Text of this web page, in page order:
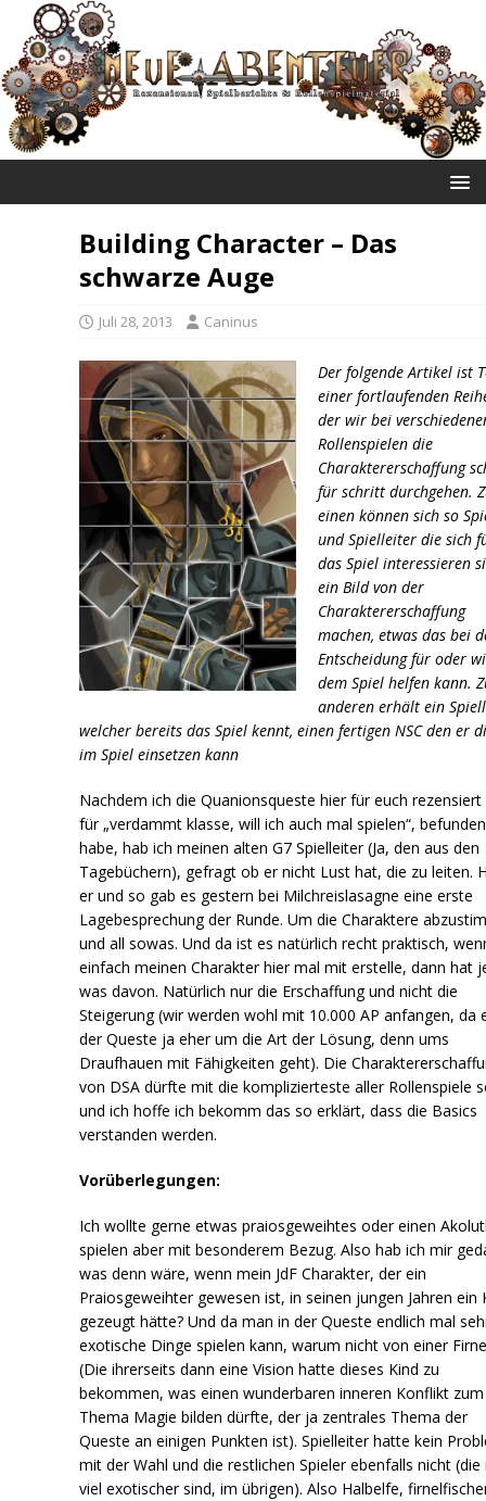
Building Character – Das
schwarze Auge
Juli 28, 2013 Caninus
Der folgende Artikel ist
einer fortlaufenden
der wir bei
Rollenspielen die
Charaktererschaffung
für schritt durchgehen.
einen können sich so
und Spielleiter die sich
das Spiel interessieren
ein Bild von der
Charaktererschaffung
machen, etwas das bei
Entscheidung für oder
dem Spiel helfen kann.
anderen erhält ein
welcher bereits das Spiel kennt, einen fertigen NSC den er
im Spiel einsetzen kann
Nachdem ich die Quanionsqueste hier für euch rezensiert
für „verdammt klasse, will ich auch mal spielen“, befunden
habe, hab ich meinen alten G7 Spielleiter (Ja, den aus den
Tagebüchern), gefragt ob er nicht Lust hat, die zu leiten.
er und so gab es gestern bei Milchreislasagne eine erste
Lagebesprechung der Runde. Um die Charaktere
und all sowas. Und da ist es natürlich recht praktisch,
einfach meinen Charakter hier mal mit erstelle, dann hat
was davon. Natürlich nur die Erschaffung und nicht die
Steigerung (wir werden wohl mit 10.000 AP anfangen, da
der Queste ja eher um die Art der Lösung, denn ums
Draufhauen mit Fähigkeiten geht). Die
von DSA dürfte mit die komplizierteste aller Rollenspiele
und ich hoffe ich bekomm das so erklärt, dass die Basics
verstanden werden.
Vorüberlegungen:
Ich wollte gerne etwas praiosgeweihtes oder einen
spielen aber mit besonderem Bezug. Also hab ich mir
was denn wäre, wenn mein JdF Charakter, der ein
Praiosgeweihter gewesen ist, in seinen jungen Jahren ein
gezeugt hätte? Und da man in der Queste endlich mal
exotische Dinge spielen kann, warum nicht von einer
(Die ihrerseits dann eine Vision hatte dieses Kind zu
bekommen, was einen wunderbaren inneren Konflikt zum
Thema Magie bilden dürfte, der ja zentrales Thema der
Queste an einigen Punkten ist). Spielleiter hatte kein
mit der Wahl und die restlichen Spieler ebenfalls nicht (die
viel exotischer sind, im übrigen). Also Halbelfe,